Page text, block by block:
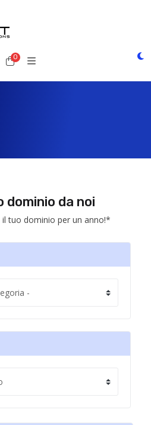
0Carrello
da noi
tuo dominio per un anno!*